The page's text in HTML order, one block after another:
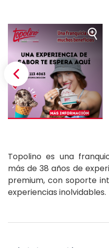
Topolino es una
más de 38 años de
premium, con soporte
experiencias inolvidables.